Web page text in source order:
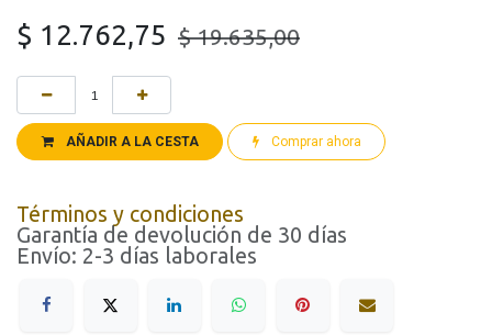
$ 12.762,75 $19.635,00
AÑADIR A LA CESTA Comprar ahora
Términos y condiciones
Garantía de devolución de 30 días
Envío: 2-3 días laborales